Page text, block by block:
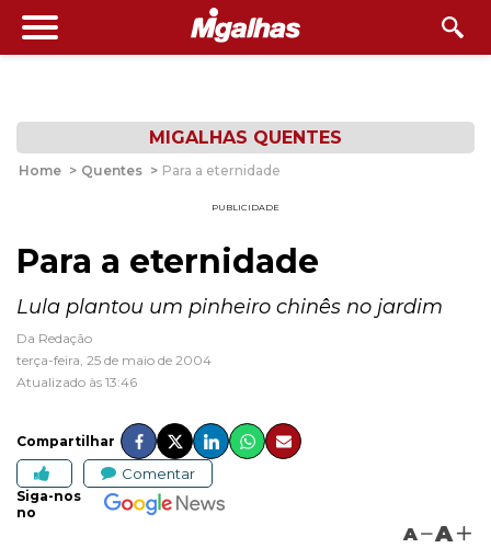
MIGALHAS QUENTES
Home > Quentes > Para a eternidade
PUBLICIDADE
Para a eternidade
Lula plantou um pinheiro chinês no jardim
Da Redação
terça-feira, 25 de maio de 2004
Atualizado às 13:46
Compartilhar
Comentar
Siga-nos
no
A A